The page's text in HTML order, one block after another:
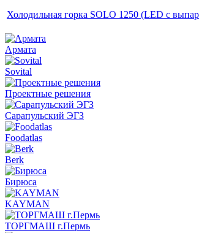
Холодильная горка SOLO 1250 (LED с
Армата
Sovital
Проектные решения
Сарапульский ЭГЗ
Foodatlas
Berk
Бирюса
KAYMAN
ТОРГМАШ г.Пермь